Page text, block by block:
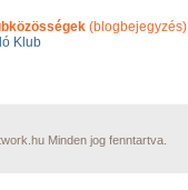
(blogbejegyzés)
Klub
Minden jog fenntartva.